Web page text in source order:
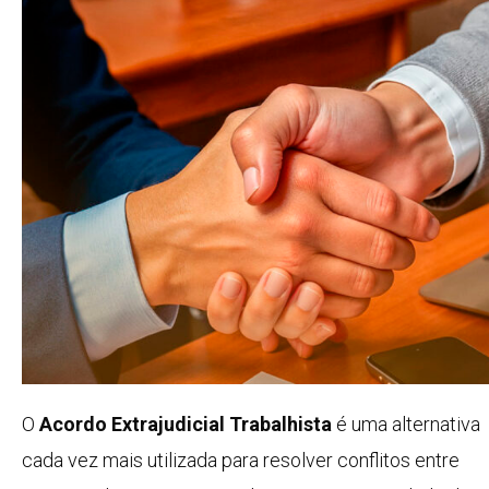
O Acordo Extrajudicial Trabalhista é uma alternativa
cada vez mais utilizada para resolver conflitos entre